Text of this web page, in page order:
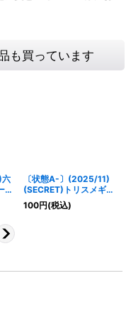
も買っています
六
〔状態A-〕(2025/11)
(SECRET)トリスメギス
トス【M-SEC】{SD70-
009}《多》
100円(税込)